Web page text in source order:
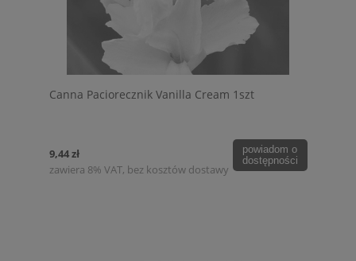
Canna Paciorecznik Vanilla Cream 1szt
9,44 zł
zawiera 8% VAT, bez kosztów dostawy
powiadom o
dostępności